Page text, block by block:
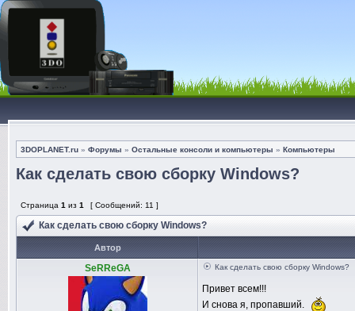
3DOPLANET.ru » Форумы » Остальные консоли и компьютеры » Компьютеры
Как сделать свою сборку Windows?
Страница 1 из 1 [ Сообщений: 11 ]
Как сделать свою сборку Windows?
Автор
SeRReGA Как сделать свою сборку Windows?
Привет всем!!!
И снова я, пропавший.